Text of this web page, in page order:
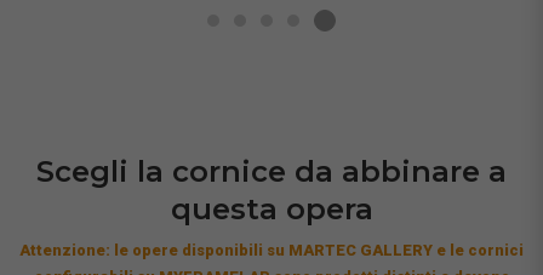
Scegli la cornice da abbinare a
questa opera
Attenzione: le opere disponibili su MARTEC GALLERY e le cornici